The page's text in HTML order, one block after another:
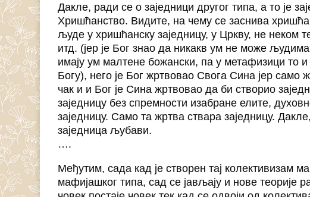
Дакле, ради се о заједници другог типа, а то је
Хришћанство. Видите, на чему се заснива
људе у хришћанску заједницу, у Цркву, не неком
итд. (јер је Бог знао да никакв ум не може
имају ум малтене божански, па у метафизици то
Богу), него је Бог жртвовао Свога Сина јер само
чак и и Бог је Сина жртвовао да би створио
заједницу без спремности изабране елите,
заједницу. Само та жртва ствара заједницу.
заједница љубави.
….
Међутим, сада кад је створен тај колективизам
мафијашког типа, сад се јављају и нове теорије